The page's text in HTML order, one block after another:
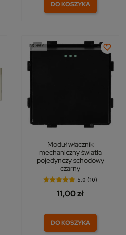
DO KOSZYKA
NOWY
Moduł włącznik
mechaniczny światła
pojedynczy schodowy
czarny
5.0 (10)
11,00 zł
DO KOSZYKA